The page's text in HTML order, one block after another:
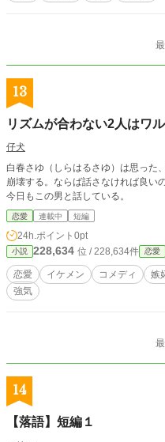
13
リズムが合わない2人はワ
仔犬
白春さゆ（しらはるさゆ）は思った
崩壊する。ならば話さなければ良い
今日もこの男と話している。
恋愛 連載中 短編
24h.ポイント 0pt
小説 228,634 位 / 228,634件 恋愛
恋愛 イケメン コメディ 嫉
強気
14
【落語】短編１